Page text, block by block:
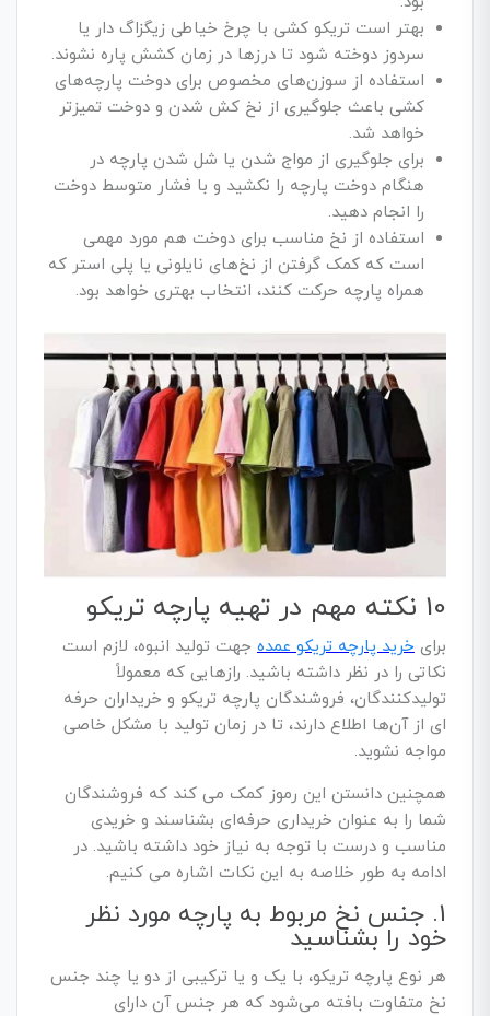
بهتر است تریکو کشی با چرخ خیاطی زیگزاگ دار یا
سردوز دوخته شود تا درزها در زمان کشش پاره نشوند.
استفاده از سوزن‌های مخصوص برای دوخت پارچه‌های
کشی باعث جلوگیری از نخ کش شدن و دوخت تمیزتر
خواهد شد.
برای جلوگیری از مواج شدن یا شل شدن پارچه در
هنگام دوخت پارچه را نکشید و با فشار متوسط دوخت
را انجام دهید.
استفاده از نخ مناسب برای دوخت هم مورد مهمی
است که کمک گرفتن از نخ‌های نایلونی یا پلی استر که
همراه پارچه حرکت کنند، انتخاب بهتری خواهد بود.
10 نکته مهم در تهیه پارچه تریکو
برای خرید پارچه تریکو عمده جهت تولید انبوه، لازم است
نکاتی را در نظر داشته باشید. رازهایی که معمولاً
تولیدکنندگان، فروشندگان پارچه تریکو و خریداران حرفه
ای از آن‌ها اطلاع دارند، تا در زمان تولید با مشکل خاصی
مواجه نشوید.
همچنین دانستن این رموز کمک می کند که فروشندگان
شما را به عنوان خریداری حرفه‌ای بشناسند و خریدی
مناسب و درست با توجه به نیاز خود داشته باشید. در
ادامه به طور خلاصه به این نکات اشاره می کنیم.
1. جنس نخ مربوط به پارچه مورد نظر
خود را بشناسید
هر نوع پارچه تریکو، با یک و یا ترکیبی از دو یا چند جنس
نخ متفاوت بافته می‌شود که هر جنس آن دارای